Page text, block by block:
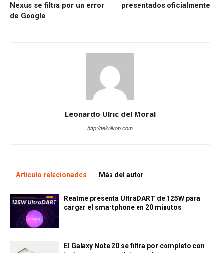
Nexus se filtra por un error
de Google
presentados oficialmente
Leonardo Ulric del Moral
http://teknikop.com
Artículo relacionados Más del autor
Realme presenta UltraDART de 125W para
cargar el smartphone en 20 minutos
El Galaxy Note 20 se filtra por completo con